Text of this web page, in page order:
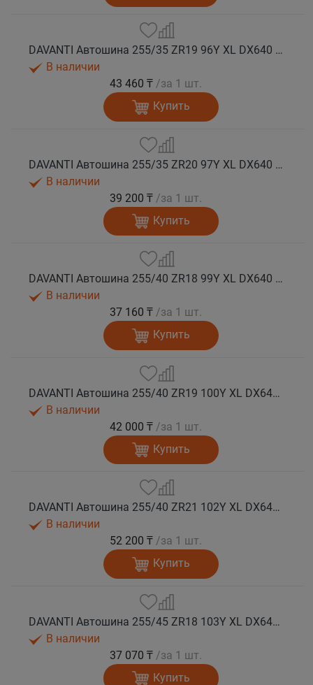
DAVANTI Автошина 255/35 ZR19 96Y XL DX640 RPR лето (Таиланд)
В наличии
43 460 ₸ /за 1 шт.
Купить
DAVANTI Автошина 255/35 ZR20 97Y XL DX640 RPR лето
В наличии
39 200 ₸ /за 1 шт.
Купить
DAVANTI Автошина 255/40 ZR18 99Y XL DX640 RPR лето (Таиланд)
В наличии
37 160 ₸ /за 1 шт.
Купить
DAVANTI Автошина 255/40 ZR19 100Y XL DX640 RPR лето
В наличии
42 000 ₸ /за 1 шт.
Купить
DAVANTI Автошина 255/40 ZR21 102Y XL DX640 RPR лето
В наличии
52 200 ₸ /за 1 шт.
Купить
DAVANTI Автошина 255/45 ZR18 103Y XL DX640 RPR лето (Таиланд)
В наличии
37 070 ₸ /за 1 шт.
Купить